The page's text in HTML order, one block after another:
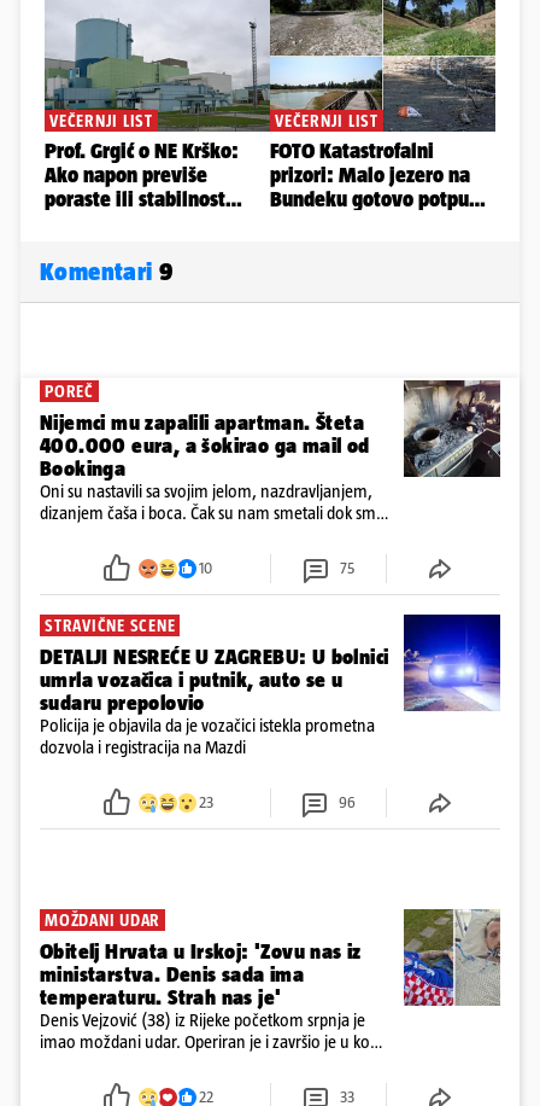
Komentari 9
POREČ
Nijemci mu zapalili apartman. Šteta
400.000 eura, a šokirao ga mail od
Bookinga
Oni su nastavili sa svojim jelom, nazdravljanjem,
dizanjem čaša i boca. Čak su nam smetali dok smo
požar, rekao je vlasnik
10 75
STRAVIČNE SCENE
DETALJI NESREĆE U ZAGREBU: U bolnici
umrla vozačica i putnik, auto se u
sudaru prepolovio
Policija je objavila da je vozačici istekla prometna
dozvola i registracija na Mazdi
23 96
MOŽDANI UDAR
Obitelj Hrvata u Irskoj: 'Zovu nas iz
ministarstva. Denis sada ima
temperaturu. Strah nas je'
Denis Vejzović (38) iz Rijeke početkom srpnja je
imao moždani udar. Operiran je i završio je u komi.
tamošnji liječnici ne vjeruju u oporavak: 'Imamo
22 33